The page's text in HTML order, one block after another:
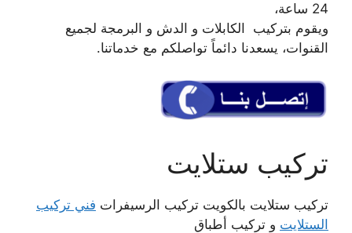
24 ساعة،
ويقوم بتركيب الكابلات و الدش و البرمجة لجميع
القنوات، يسعدنا دائماً تواصلكم مع خدماتنا.
تركيب ستلايت
تركيب ستلايت بالكويت تركيب الرسيفرات فني تركيب
الستلايت و تركيب أطباق